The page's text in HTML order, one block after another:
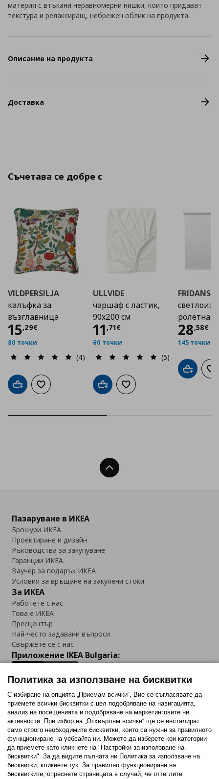
материя с втъкани неравномерни нишки, които придават
текстура и релаксиращ, небрежен облик на продукта.
Описание на продукта
Доставка
Съчетава се добре с
VILDPERSILJA
калъфка за
възглавница
15,29€
Цена
80 точки
(4)
Добави в кошницата
Добави към списъка с любими
ULLVIDE
чаршаф с ластик,
90x200 см
11 ,71€
Цена
60 точки
(5)
Добави в кошницата
Добави към списъка с
FRIDANS
ролетна
28,58€
Цена
145 точки
Добави
Нагоре
Пазаруване в ИКЕА
Брошури ИКЕА
Проектиране и дизайн
Ръководства за закупуване
Гаранции ИКЕА
Ваучер за подарък ИКЕА
Условия за връщане на закупени стоки
За ИКЕА
Работете с нас
Това е ИКЕА
Пресцентър
Най-често задавани въпроси
Свържете се с нас
Приложение IKEA Bulgaria:
Последвайте ни:
FacebookTwitterYoutubePinterestInstagram
Политика за използване на бисквитки
С избиране на опцията „Приемам всички“, Вие се съгласявате да
приемете всички бисквитки с цел подобряване на навигацията,
анализ на посещенията и подобряване на маркетинговите ни
активности. При избор на „Отхвърлям всички“ ще се инсталират
само строго необходимитe бисквитки, които са нужни за правилното
функциониране на уебсайта ни. Можете да изберете кои категории
да приемете като кликнете на "Настройки за използване на
бисквитки". За да видите пълната ни Политика за използване на
бисквитки, кликнете тук. За правилно функциониране на
бисквитките, опреснете страницата в случай, че оттеглите